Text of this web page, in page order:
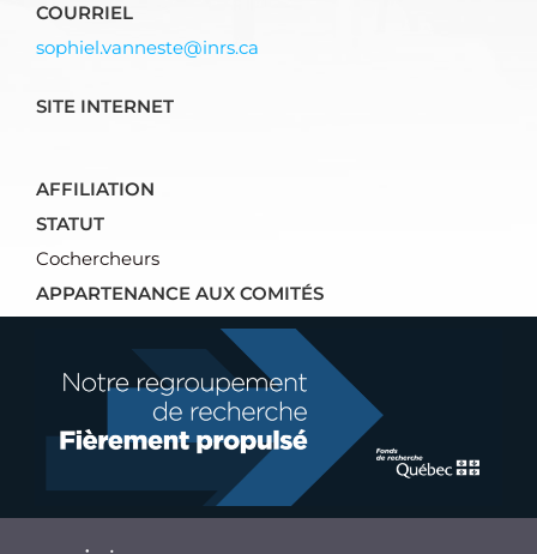
COURRIEL
sophiel.vanneste@inrs.ca
SITE INTERNET
AFFILIATION
STATUT
Cochercheurs
APPARTENANCE AUX COMITÉS